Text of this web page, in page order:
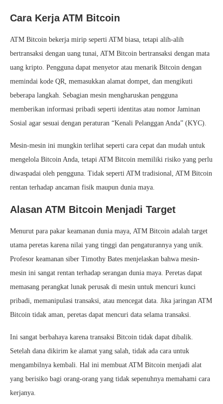
Cara Kerja ATM Bitcoin
ATM Bitcoin bekerja mirip seperti ATM biasa, tetapi alih-alih
bertransaksi dengan uang tunai, ATM Bitcoin bertransaksi dengan mata
uang kripto. Pengguna dapat menyetor atau menarik Bitcoin dengan
memindai kode QR, memasukkan alamat dompet, dan mengikuti
beberapa langkah. Sebagian mesin mengharuskan pengguna
memberikan informasi pribadi seperti identitas atau nomor Jaminan
Sosial agar sesuai dengan peraturan “Kenali Pelanggan Anda” (KYC).
Mesin-mesin ini mungkin terlihat seperti cara cepat dan mudah untuk
mengelola Bitcoin Anda, tetapi ATM Bitcoin memiliki risiko yang perlu
diwaspadai oleh pengguna. Tidak seperti ATM tradisional, ATM Bitcoin
rentan terhadap ancaman fisik maupun dunia maya.
Alasan ATM Bitcoin Menjadi Target
Menurut para pakar keamanan dunia maya, ATM Bitcoin adalah target
utama peretas karena nilai yang tinggi dan pengaturannya yang unik.
Profesor keamanan siber Timothy Bates menjelaskan bahwa mesin-
mesin ini sangat rentan terhadap serangan dunia maya. Peretas dapat
memasang perangkat lunak perusak di mesin untuk mencuri kunci
pribadi, memanipulasi transaksi, atau mencegat data. Jika jaringan ATM
Bitcoin tidak aman, peretas dapat mencuri data selama transaksi.
Ini sangat berbahaya karena transaksi Bitcoin tidak dapat dibalik.
Setelah dana dikirim ke alamat yang salah, tidak ada cara untuk
mengambilnya kembali. Hal ini membuat ATM Bitcoin menjadi alat
yang berisiko bagi orang-orang yang tidak sepenuhnya memahami cara
kerjanya.